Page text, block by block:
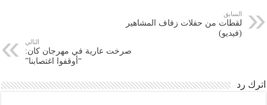
السابق
لقطات من حفلات زفاف المشاهير
(فيديو)
التالي
صرخت عارية في مهرجان كان:
“أوقفوا اغتصابنا”
اترك رد